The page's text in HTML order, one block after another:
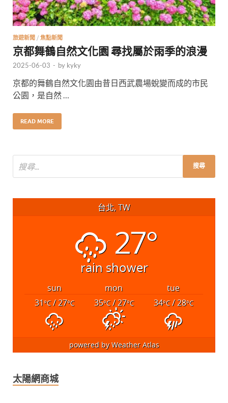
旅遊新聞 / 焦點新聞
京都舞鶴自然文化園 尋找屬於雨季的浪漫
2025-06-03 - by kyky
京都的舞鶴自然文化園由昔日西武農場蛻變而成的市民
公園，是自然 …
READ MORE
台北, TW
27°
rain shower
sun mon
tue
31°C/ 27°C 35°C/ 27°C 34°C/ 28°C
powered byWeather Atlas
太陽網商城